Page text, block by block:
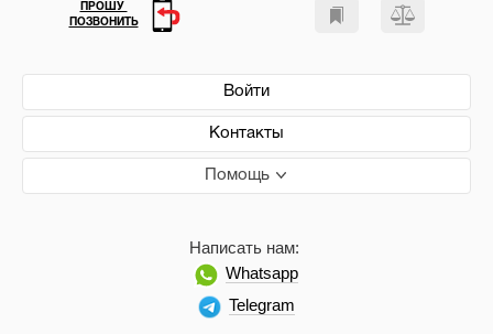
Войти
Контакты
Помощь
Написать нам:
Whatsapp
Telegram
ПРОШУ
ПОЗВОНИТЬ